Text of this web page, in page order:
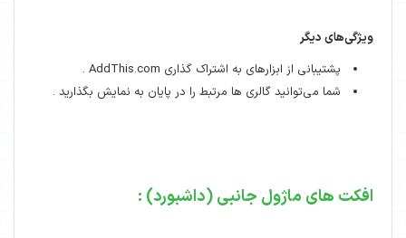
ویژگی‌های دیگر
پشتیبانی از ابزارهای به اشتراک گذاری AddThis.com .
شما می‌توانید گالری ها مرتبط را در پایان به نمایش بگذارید .
افکت های ماژول جانبی (داشبورد) :